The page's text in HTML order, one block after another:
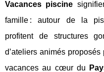
Vacances piscine
famille : autour de la
profitent de structures
d’ateliers animés
vacances au cœur du